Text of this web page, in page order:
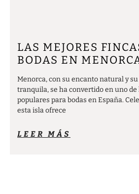
LAS MEJORES
BODAS EN
Menorca, con su encanto natural y
tranquila, se ha convertido en uno de
populares para bodas en España.
esta isla ofrece
LEER MÁS